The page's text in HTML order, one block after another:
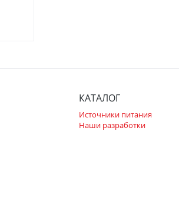
КАТАЛОГ
Источники питания
Наши разработки